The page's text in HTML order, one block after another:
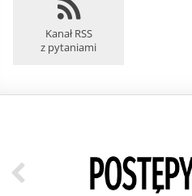
Kanał RSS
z pytaniami